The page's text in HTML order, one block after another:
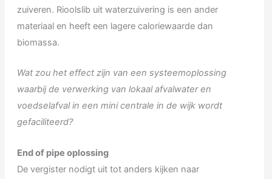
zuiveren. Rioolslib uit waterzuivering is een ander
materiaal en heeft een lagere caloriewaarde dan
biomassa.
Wat zou het effect zijn van een systeemoplossing
waarbij de verwerking van lokaal afvalwater en
voedselafval in een mini centrale in de wijk wordt
gefaciliteerd?
End of pipe oplossing
De vergister nodigt uit tot anders kijken naar